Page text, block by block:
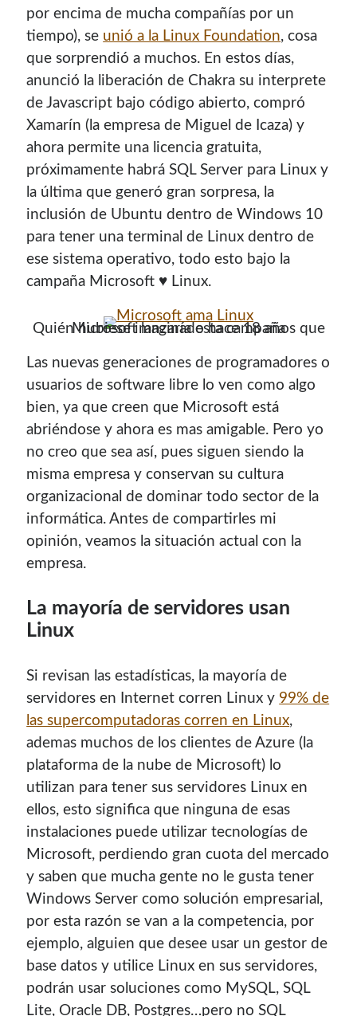
Soy desarrollador web
, colaboro en comunidades como
Mozilla (
Hispano WordPress Venezuela
promuevo tecnologías abiertas, mantengoPKGBUILDS
de Archlinux, plugins de WordPressy me gusta organizar
o dar charlas.
Soy graduado de Ing. en Informática de laUNET
clases por 10 años. Como siempre me ha gustado
enseñar, comparto algunas de mis opiniones y
experiencias en el mundo informático en este blog.
Puedescontactarmeo leer más sobre mi
mi página profesional.
Donate
If you like this website or any of my work, consider to
give a small donation. It will help me to invest time on
creating content for this site.
Si te gusta este sitio web o mi trabajo, puedes hacer una
pequeña donación. Me ayudará a invertir tiempo en crear
contenido para este sitio.
Descuentos
con el mantenimiento de este sitio:
Si deseas vender publicidad en tu propio blog o página
web, te recomiendo usarSeeding UP, buen servicio para
monetizar tu página.
Enlaces de mi sitio viejo
por encima de mucha compañías por un
tiempo), se unió a la Linux Foundation, cosa
que sorprendió a muchos. En estos días,
anunció la liberación de Chakra su interprete
de Javascript bajo código abierto, compró
Xamarín (la empresa de Miguel de Icaza) y
ahora permite una licencia gratuita,
próximamente habrá SQL Server para Linux y
la última que generó gran sorpresa, la
inclusión de Ubuntu dentro de Windows 10
para tener una terminal de Linux dentro de
ese sistema operativo, todo esto bajo la
campaña Microsoft ♥ Linux.
Quién hubiese imaginado hace 18 años que Microsoft lanzaría esta campaña
Las nuevas generaciones de programadores o
usuarios de software libre lo ven como algo
bien, ya que creen que Microsoft está
abriéndose y ahora es mas amigable. Pero yo
no creo que sea así, pues siguen siendo la
misma empresa y conservan su cultura
organizacional de dominar todo sector de la
informática. Antes de compartirles mi
opinión, veamos la situación actual con la
empresa.
La mayoría de servidores usan
Linux
Si revisan las estadísticas, la mayoría de
servidores en Internet corren Linux y 99% de
las supercomputadoras corren en Linux,
ademas muchos de los clientes de Azure (la
plataforma de la nube de Microsoft) lo
utilizan para tener sus servidores Linux en
ellos, esto significa que ninguna de esas
instalaciones puede utilizar tecnologías de
Microsoft, perdiendo gran cuota del mercado
y saben que mucha gente no le gusta tener
Windows Server como solución empresarial,
por esta razón se van a la competencia, por
ejemplo, alguien que desee usar un gestor de
base datos y utilice Linux en sus servidores,
podrán usar soluciones como MySQL, SQL
Lite, Oracle DB, Postgres…pero no SQL